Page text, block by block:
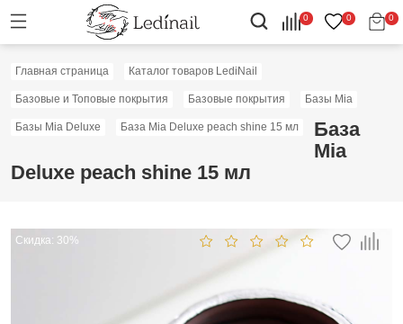
0 0 0
Главная страница Каталог товаров LediNail
Базовые и Топовые покрытия Базовые покрытия Базы Mia
Базы Mia Deluxe База Mia Deluxe peach shine 15 мл
База
Mia
Deluxe peach shine 15 мл
Скидка: 30%